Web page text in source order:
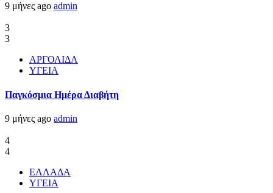
9 μήνες ago admin
3
3
ΑΡΓΟΛΙΔΑ
ΥΓΕΙΑ
Παγκόσμια Ημέρα Διαβήτη
9 μήνες ago admin
4
4
ΕΛΛΑΔΑ
ΥΓΕΙΑ